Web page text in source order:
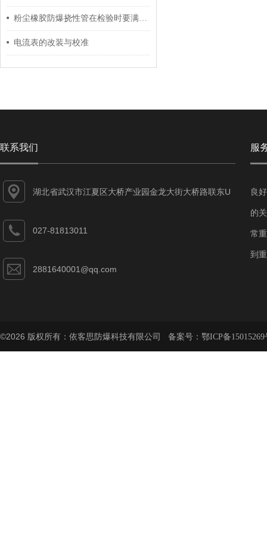
粉尘橡胶防爆挠性管在检验时要满足这些要求
电流表的改装与校准
联系我们
湖北省武汉市江夏区大桥产业园金龙大街大桥路联东U
027-81813011
2881640001@qq.com
服
良
的
常
到
©2026 版权所有：依客思防爆科技有限公司 备案号： 鄂ICP备15015269